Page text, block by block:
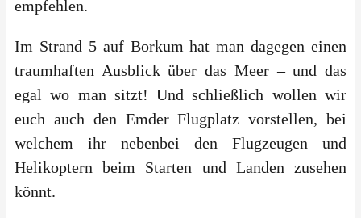
empfehlen.
Im Strand 5 auf Borkum hat man dagegen einen
traumhaften Ausblick über das Meer – und das
egal wo man sitzt! Und schließlich wollen wir
euch auch den Emder Flugplatz vorstellen, bei
welchem ihr nebenbei den Flugzeugen und
Helikoptern beim Starten und Landen zusehen
könnt.